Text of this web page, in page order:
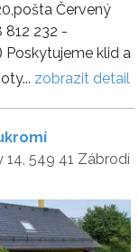
Červený
812 232 -
Poskytujeme klid a
zobrazit detail
14, 549 41 Zábrodí